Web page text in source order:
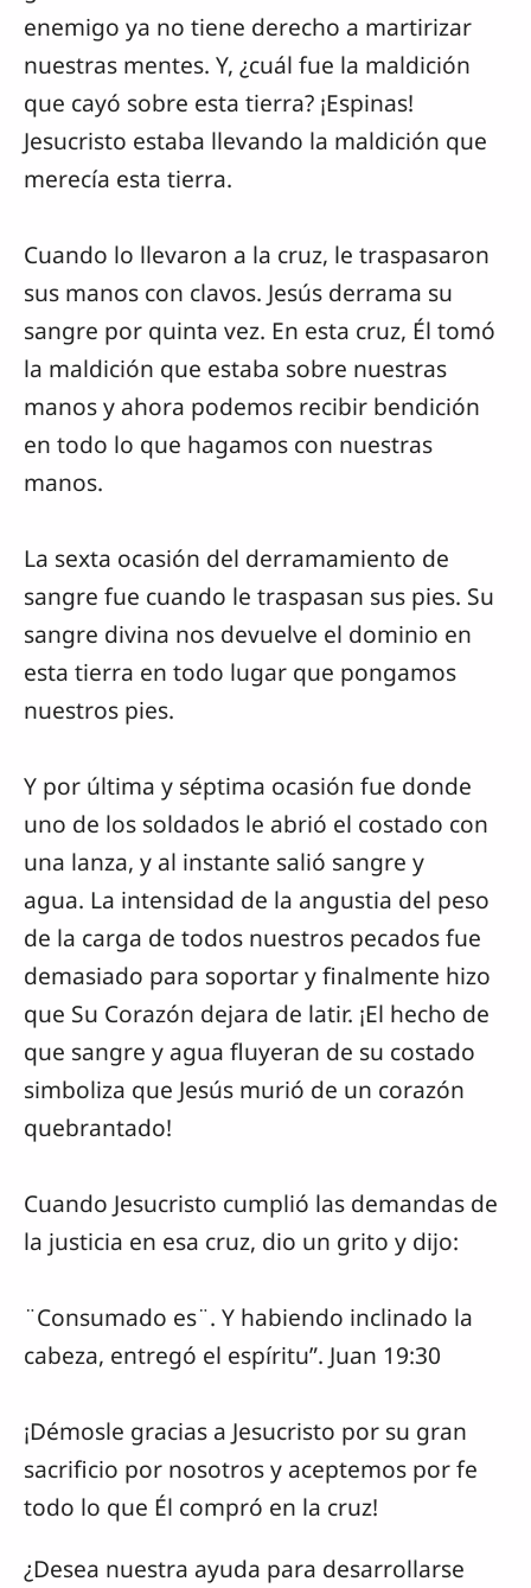
enemigo ya no tiene derecho a martirizar
nuestras mentes. Y, ¿cuál fue la maldición
que cayó sobre esta tierra? ¡Espinas!
Jesucristo estaba llevando la maldición que
merecía esta tierra.
Cuando lo llevaron a la cruz, le traspasaron
sus manos con clavos. Jesús derrama su
sangre por quinta vez. En esta cruz, Él tomó
la maldición que estaba sobre nuestras
manos y ahora podemos recibir bendición
en todo lo que hagamos con nuestras
manos.
La sexta ocasión del derramamiento de
sangre fue cuando le traspasan sus pies. Su
sangre divina nos devuelve el dominio en
esta tierra en todo lugar que pongamos
nuestros pies.
Y por última y séptima ocasión fue donde
uno de los soldados le abrió el costado con
una lanza, y al instante salió sangre y
agua. La intensidad de la angustia del peso
de la carga de todos nuestros pecados fue
demasiado para soportar y finalmente hizo
que Su Corazón dejara de latir. ¡El hecho de
que sangre y agua fluyeran de su costado
simboliza que Jesús murió de un corazón
quebrantado!
Cuando Jesucristo cumplió las demandas de
la justicia en esa cruz, dio un grito y dijo:
¨Consumado es¨. Y habiendo inclinado la
cabeza, entregó el espíritu”. Juan 19:30
¡Démosle gracias a Jesucristo por su gran
sacrificio por nosotros y aceptemos por fe
todo lo que Él compró en la cruz!
¿Desea nuestra ayuda para desarrollarse